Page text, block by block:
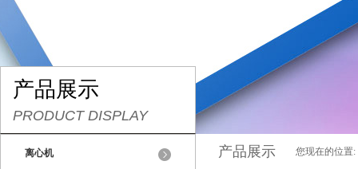
产品展示
PRODUCT DISPLAY
离心机 产品展示 您现在的位置: